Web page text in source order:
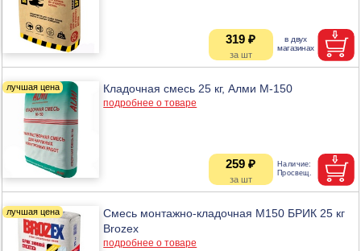
319 ₽
Кладочная смесь 25 кг, Алми М-150
подробнее о товаре
259 ₽
Смесь монтажно-кладочная М150 БРИК 25 кг
Brozex
подробнее о товаре